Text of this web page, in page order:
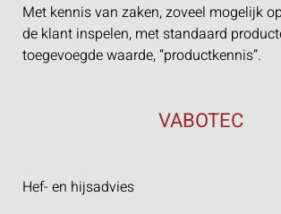
Met kennis van zaken, zoveel mogelijk
de klant inspelen, met standaard
toegevoegde waarde, “productkennis”.
VABOTEC
Hef- en hijsadvies